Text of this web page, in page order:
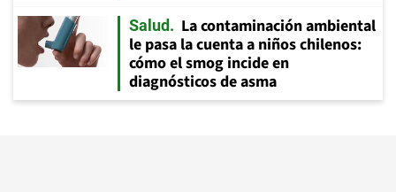
Salud
La contaminación ambiental
le pasa la cuenta a niños chilenos:
cómo el smog incide en
diagnósticos de asma